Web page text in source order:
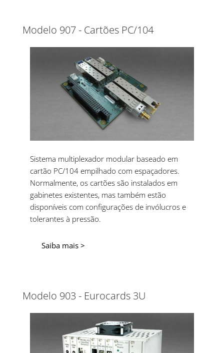
Modelo 907 - Cartões PC/104
Sistema multiplexador modular baseado em
cartão PC/104 empilhado com espaçadores.
Normalmente, os cartões são instalados em
gabinetes existentes, mas também estão
disponíveis com configurações de invólucros e
tolerantes à pressão.
Saiba mais >
Modelo 903 - Eurocards 3U